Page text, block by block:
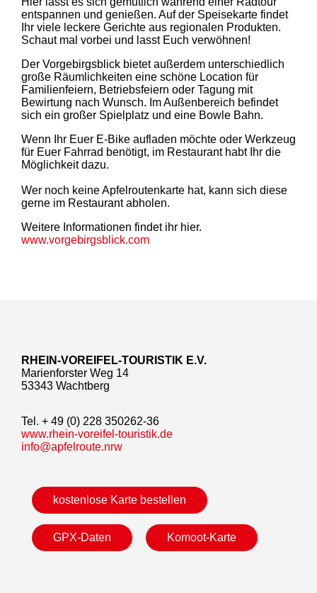
entspannen und genießen. Auf der Speisekarte findet
Ihr viele leckere Gerichte aus regionalen Produkten.
Schaut mal vorbei und lasst Euch verwöhnen!
Der Vorgebirgsblick bietet außerdem unterschiedlich
große Räumlichkeiten eine schöne Location für
Familienfeiern, Betriebsfeiern oder Tagung mit
Bewirtung nach Wunsch. Im Außenbereich befindet
sich ein großer Spielplatz und eine Bowle Bahn.
Wenn Ihr Euer E-Bike aufladen möchte oder Werkzeug
für Euer Fahrrad benötigt, im Restaurant habt Ihr die
Möglichkeit dazu.
Wer noch keine Apfelroutenkarte hat, kann sich diese
gerne im Restaurant abholen.
Weitere Informationen findet ihr hier.
www.vorgebirgsblick.com
RHEIN-VOREIFEL-TOURISTIK E.V.
Marienforster Weg 14
53343 Wachtberg
Tel. + 49 (0) 228 350262-36
www.rhein-voreifel-touristik.de
info@apfelroute.nrw
kostenlose Karte bestellen
GPX-Daten Komoot-Karte